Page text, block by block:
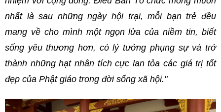
nhất là sau những ngày hội trại, mỗi bạn trẻ đều
mang về cho mình một ngọn lửa của niềm tin, biết
sống yêu thương hơn, có lý tưởng phụng sự và trở
thành những hạt nhân tích cực lan tỏa các giá trị tốt
đẹp của Phật giáo trong đời sống xã hội."